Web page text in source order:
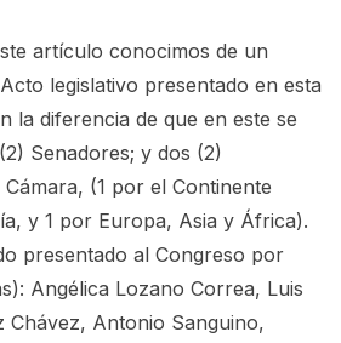
artículo conocimos de un
legislativo presentado en esta
la diferencia de que en este se
Senadores; y dos (2)
(1 por el Continente
y 1 por Europa, Asia y África).
presentado al Congreso por
Angélica Lozano Correa, Luis
Chávez, Antonio Sanguino,